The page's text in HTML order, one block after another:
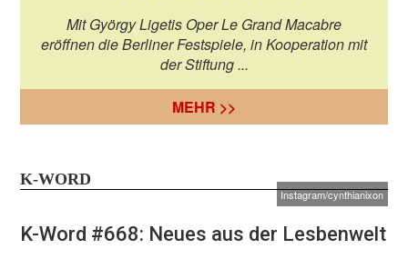
Mit György Ligetis Oper Le Grand Macabre
eröffnen die Berliner Festspiele, in Kooperation mit
der Stiftung ...
MEHR >>
K-WORD
Instagram/cynthianixon
K-Word #668: Neues aus der Lesbenwelt